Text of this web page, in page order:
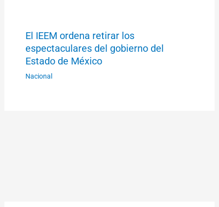
El IEEM ordena retirar los
espectaculares del gobierno del
Estado de México
Nacional